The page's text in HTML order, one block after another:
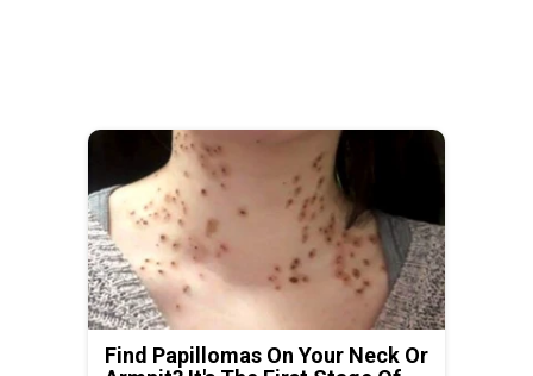
Find Papillomas On Your Neck Or